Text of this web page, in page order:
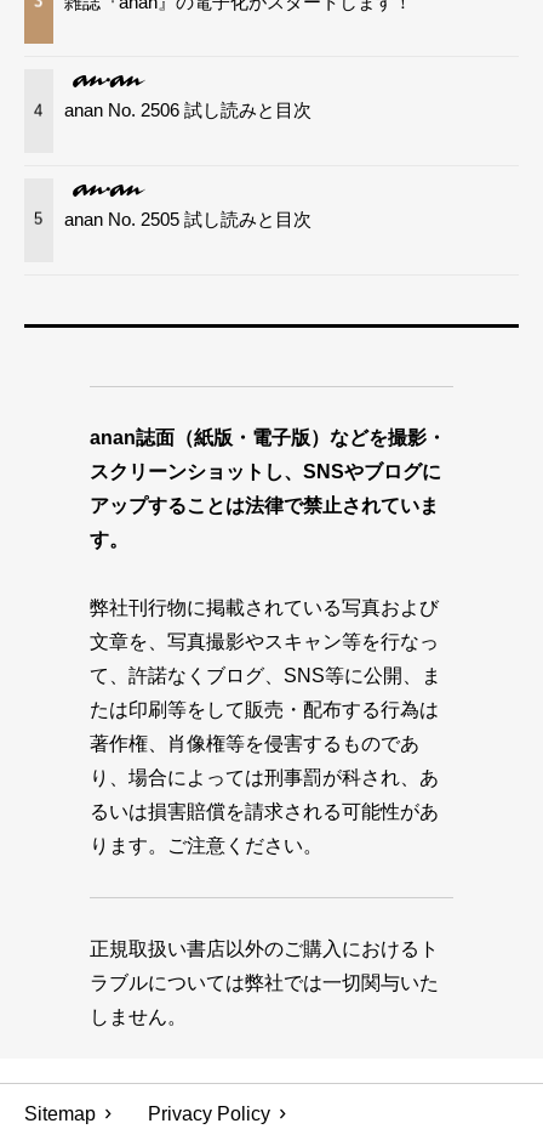
4 anan No. 2506 試し読みと目次
5 anan No. 2505 試し読みと目次
anan誌面（紙版・電子版）などを撮影・
スクリーンショットし、SNSやブログに
アップすることは法律で禁止されていま
す。
弊社刊行物に掲載されている写真および
文章を、写真撮影やスキャン等を行なっ
て、許諾なくブログ、SNS等に公開、ま
たは印刷等をして販売・配布する行為は
著作権、肖像権等を侵害するものであ
り、場合によっては刑事罰が科され、あ
るいは損害賠償を請求される可能性があ
ります。ご注意ください。
正規取扱い書店以外のご購入におけるト
ラブルについては弊社では一切関与いた
しません。
Sitemap Privacy Policy